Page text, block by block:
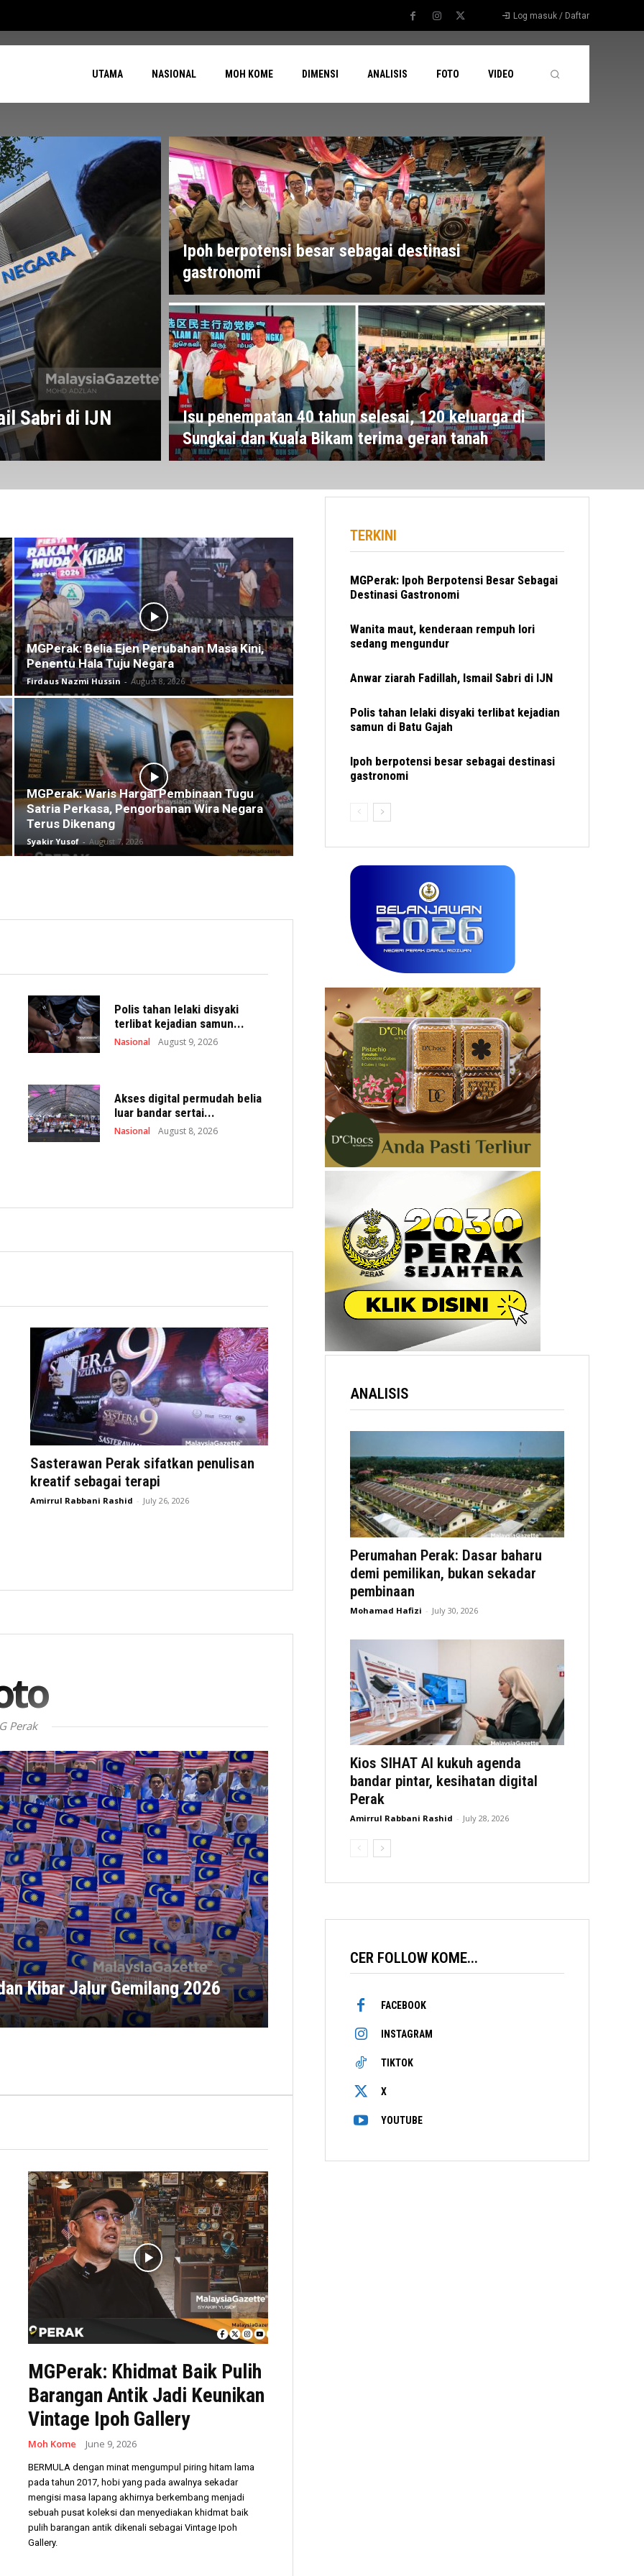
Log masuk / Daftar
UTAMA NASIONAL MOH KOME DIMENSI ANALISIS FOTO VIDEO
Sabri di IJN
Ipoh berpotensi besar sebagai destinasi
gastronomi
Isu penempatan 40 tahun selesai, 120 keluarga di
Sungkai dan Kuala Bikam terima geran tanah
MGPerak: Belia Ejen Perubahan Masa Kini,
Penentu Hala Tuju Negara
Firdaus Nazmi Hussin - August 8, 2026
MGPerak: Waris Hargai Pembinaan Tugu
Satria Perkasa, Pengorbanan Wira Negara
Terus Dikenang
Syakir Yusof - August 7, 2026
Polis tahan lelaki disyaki
terlibat kejadian samun...
Nasional August 9, 2026
Akses digital permudah belia
luar bandar sertai...
Nasional August 8, 2026
Sasterawan Perak sifatkan penulisan
kreatif sebagai terapi
Amirrul Rabbani Rashid - July 26, 2026
Perak
Kibar Jalur Gemilang 2026
Aniq Nabilafiq Anuar July 8, 2026
MGPerak: Khidmat Baik Pulih
Barangan Antik Jadi Keunikan
Vintage Ipoh Gallery
Moh Kome June 9, 2026
BERMULA dengan minat mengumpul piring hitam lama
pada tahun 2017, hobi yang pada awalnya sekadar
mengisi masa lapang akhirnya berkembang menjadi
sebuah pusat koleksi dan menyediakan khidmat baik
pulih barangan antik dikenali sebagai Vintage Ipoh
Gallery.
TERKINI
MGPerak: Ipoh Berpotensi Besar Sebagai
Destinasi Gastronomi
Wanita maut, kenderaan rempuh lori
sedang mengundur
Anwar ziarah Fadillah, Ismail Sabri di IJN
Polis tahan lelaki disyaki terlibat kejadian
samun di Batu Gajah
Ipoh berpotensi besar sebagai destinasi
gastronomi
ANALISIS
Perumahan Perak: Dasar baharu
demi pemilikan, bukan sekadar
pembinaan
Mohamad Hafizi - July 30, 2026
Kios SIHAT AI kukuh agenda
bandar pintar, kesihatan digital
Perak
Amirrul Rabbani Rashid - July 28, 2026
CER FOLLOW KOME...
FACEBOOK
INSTAGRAM
TIKTOK
X
YOUTUBE